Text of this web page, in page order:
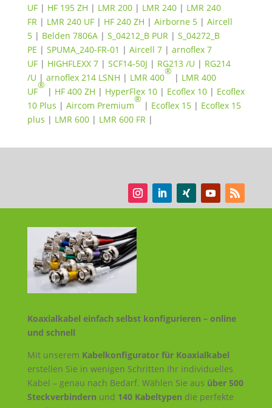
UF| HF 195 ZH | LMR 200| LMR 240| LMR 240
FR| LMR 240 UF| HF 240 ZH | Airborne 5| Aircell
5| Belden 7806A| S_04212_B PUR| S_04272_B
PE | SPUMA_240-FR-01 | Aircell 7| arnoflex 7
UF| HIGHFLEXX 7| SCF14-50J | RG213 /U | RG214
/U | arnoflex 214 LSNH | LMR 400
®
| LMR 400
UF
®
| HF 400 ZH | HyperFlex 10| Ecoflex 10| Ecoflex
10 Plus | Aircom Premium
®
| Ecoflex 15| Ecoflex 15
plus | LMR 600| LMR 600 FR|
Koaxialkabel einfach selbst konfigurieren – online
und schnell
Mit unserem Kabelkonfigurator für Koaxialkabel
erstellen Sie in wenigen Schritten Ihr individuelles
Kabel – genau nach Bedarf. Wählen Sie aus über 500
Steckverbindern und 140 Kabeltypen die perfekte